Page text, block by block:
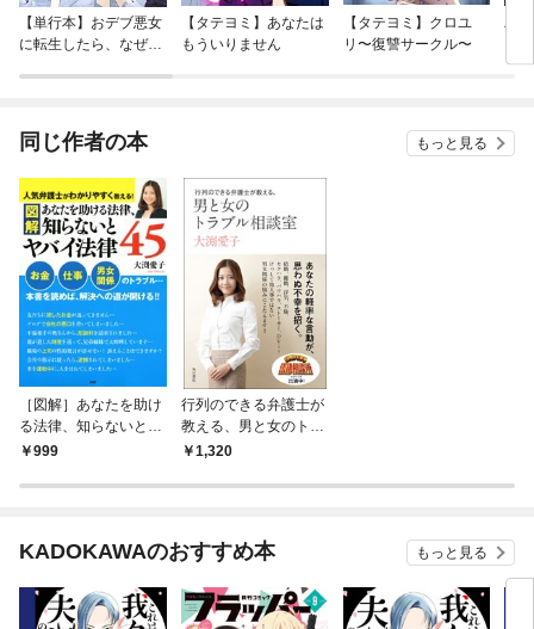
【単行本】おデブ悪女
に転生したら、なぜか
【タテヨミ】あなたは
もういりません
【タテヨミ】クロユ
リ〜復讐サークル〜
バ
今
同じ作者の本 もっと見る
［図解］あなたを助け
る法律、知らないとヤ
バイ法律45
999
行列のできる弁護士が
教える、男と女のトラ
ブル相談室
1,320
KADOKAWAのおすすめ本 もっと見る